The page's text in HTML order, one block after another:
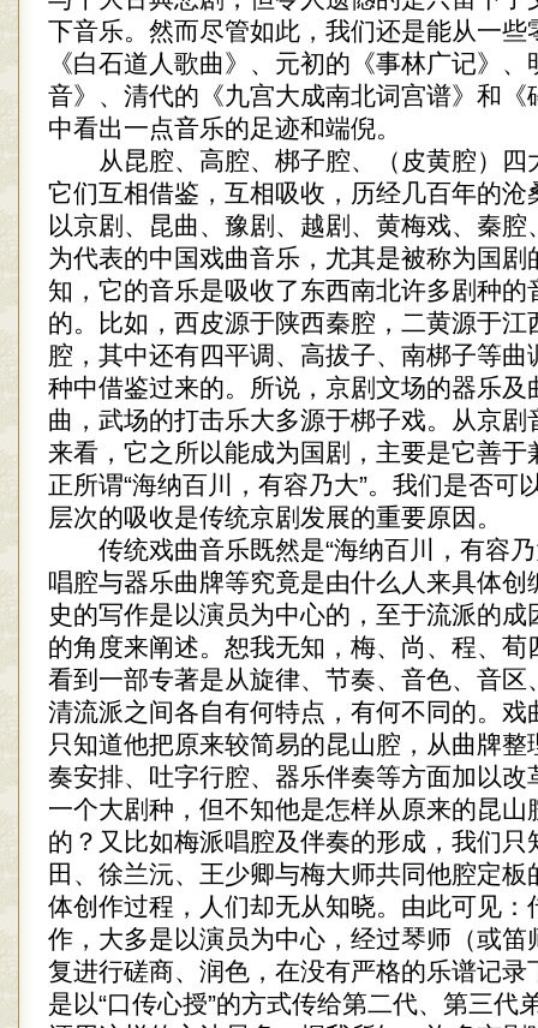
下音乐。然而尽管如此，我们还是能从一些
《白石道人歌曲》、元初的《事林广记》
音》、清代的《九宫大成南北词宫谱》和《
中看出一点音乐的足迹和端倪。
从昆腔、高腔、梆子腔、（皮黄腔）四
它们互相借鉴，互相吸收，历经几百年的沧
以京剧、昆曲、豫剧、越剧、黄梅戏、秦腔
为代表的中国戏曲音乐，尤其是被称为国剧
知，它的音乐是吸收了东西南北许多剧种的
的。比如，西皮源于陕西秦腔，二黄源于江
腔，其中还有四平调、高拔子、南梆子等曲
种中借鉴过来的。所说，京剧文场的器乐及
曲，武场的打击乐大多源于梆子戏。从京剧
来看，它之所以能成为国剧，主要是它善于
正所谓“海纳百川，有容乃大”。我们是否可
层次的吸收是传统京剧发展的重要原因。
传统戏曲音乐既然是“海纳百川，有容乃
唱腔与器乐曲牌等究竟是由什么人来具体创
史的写作是以演员为中心的，至于流派的成
的角度来阐述。恕我无知，梅、尚、程、荀
看到一部专著是从旋律、节奏、音色、音区
清流派之间各自有何特点，有何不同的。戏
只知道他把原来较简易的昆山腔，从曲牌整
奏安排、吐字行腔、器乐伴奏等方面加以改
一个大剧种，但不知他是怎样从原来的昆山
的？又比如梅派唱腔及伴奏的形成，我们只
田、徐兰沅、王少卿与梅大师共同他腔定板
体创作过程，人们却无从知晓。由此可见：
作，大多是以演员为中心，经过琴师（或笛
复进行磋商、润色，在没有严格的乐谱记录
是以“口传心授”的方式传给第二代、第三代